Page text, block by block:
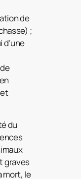
de
;
d’une
du
graves
mort, le